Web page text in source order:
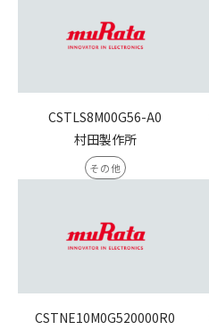
CSTLS8M00G56-A0
村田製作所
その他
CSTNE10M0G520000R0